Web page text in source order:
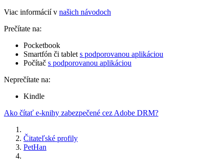
Viac informácií v našich návodoch
Prečítate na:
Pocketbook
Smartfón či tablet s podporovanou aplikáciou
Počítač s podporovanou aplikáciou
Neprečítate na:
Kindle
Ako čítať e-knihy zabezpečené cez Adobe DRM?
Čitateľské profily
PetHan